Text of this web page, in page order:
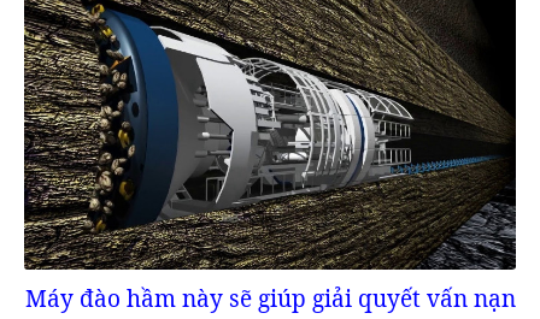
Máy đào hầm này sẽ giúp giải quyết vấn nạn